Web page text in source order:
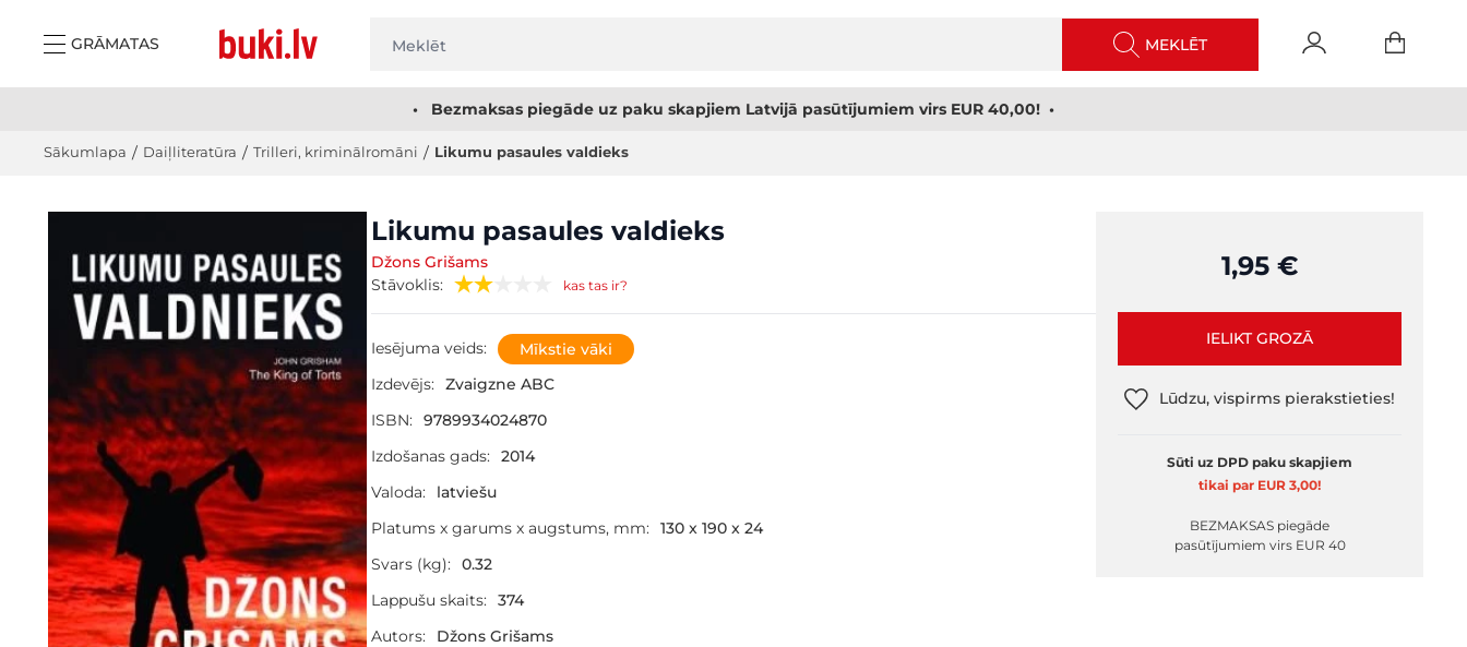
GRĀMATAS
MEKLĒT
• Bezmaksas piegāde uz paku skapjiem Latvijā pasūtījumiem virs EUR 40,00! •
Sākumlapa / Daiļliteratūra / Trilleri, kriminālromāni / Likumu pasaules valdieks
Likumu pasaules valdieks
Džons Grišams
Stāvoklis:
kas tas ir?
Iesējuma veids:
Mīkstie vāki
Izdevējs:
Zvaigzne ABC
ISBN:
9789934024870
Izdošanas gads:
2014
Valoda:
latviešu
Platums x garums x augstums, mm:
130 x 190 x 24
Svars (kg):
0.32
Lappušu skaits:
374
Autors:
Džons Grišams
1,95 €
IELIKT GROZĀ
Lūdzu, vispirms pierakstieties!
Sūti uz DPD paku skapjiem
tikai par EUR 3,00!
BEZMAKSAS piegāde
pasūtījumiem virs EUR 40